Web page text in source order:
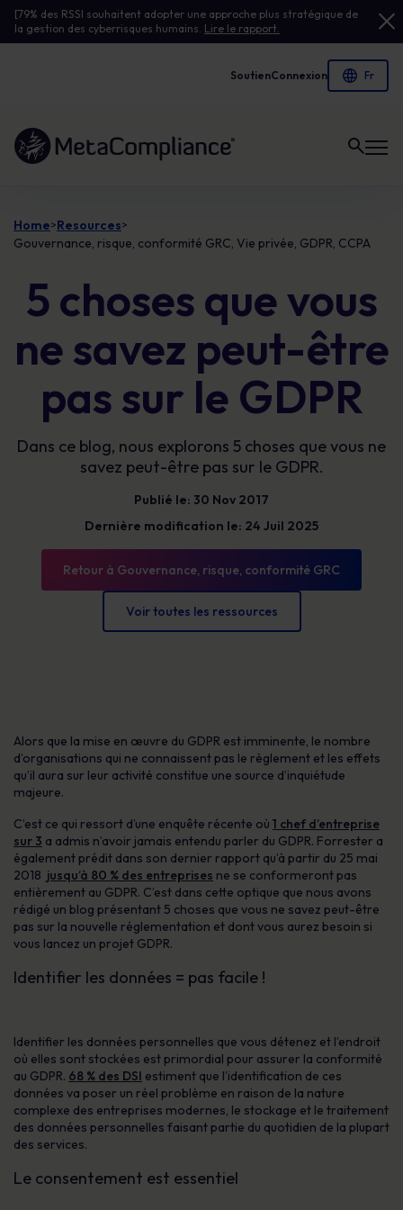
[79% des RSSI souhaitent adopter une approche plus stratégique de
la gestion des cyberrisques humains. Lire le rapport.
SoutienConnexion
Lien vers la page d'accueil
Home>Resources>
Gouvernance, risque, conformité GRC, Vie privée, GDPR, CCPA
5 choses que vous
ne savez peut-être
pas sur le GDPR
Dans ce blog, nous explorons 5 choses que vous ne
savez peut-être pas sur le GDPR.
Publié le: 30 Nov 2017
Dernière modification le: 24 Juil 2025
Retour à Gouvernance, risque, conformité GRC
Voir toutes les ressources
Alors que la mise en œuvre du GDPR est imminente, le nombre
d’organisations qui ne connaissent pas le règlement et les effets
qu’il aura sur leur activité constitue une source d’inquiétude
majeure.
C’est ce qui ressort d’une enquête récente où 1 chef d’entreprise
sur 3 a admis n’avoir jamais entendu parler du GDPR. Forrester a
également prédit dans son dernier rapport qu’à partir du 25 mai
2018 jusqu’à 80 % des entreprises ne se conformeront pas
entièrement au GDPR. C’est dans cette optique que nous avons
rédigé un blog présentant 5 choses que vous ne savez peut-être
pas sur la nouvelle réglementation et dont vous aurez besoin si
vous lancez un projet GDPR.
Identifier les données = pas facile !
Identifier les données personnelles que vous détenez et l’endroit
où elles sont stockées est primordial pour assurer la conformité
au GDPR. 68 % des DSI estiment que l’identification de ces
données va poser un réel problème en raison de la nature
complexe des entreprises modernes, le stockage et le traitement
des données personnelles faisant partie du quotidien de la plupart
des services.
Le consentement est essentiel